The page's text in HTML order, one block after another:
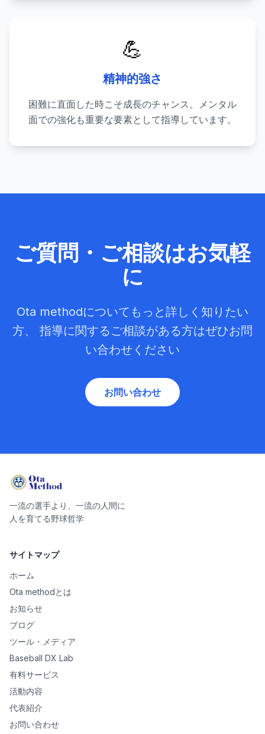
💪
精神的強さ
困難に直面した時こそ成長のチャンス。メンタル
面での強化も重要な要素として指導しています。
ご質問・ご相談はお気軽
に
Ota methodについてもっと詳しく知りたい
方、 指導に関するご相談がある方はぜひお問
い合わせください
お問い合わせ
一流の選手より、一流の人間に
人を育てる野球哲学
サイトマップ
ホーム
Ota methodとは
お知らせ
ブログ
ツール・メディア
Baseball DX Lab
有料サービス
活動内容
代表紹介
お問い合わせ